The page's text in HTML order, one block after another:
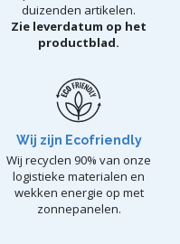
duizenden artikelen.
Zie leverdatum op het
productblad.
Wij zijn Ecofriendly
Wij recyclen 90% van onze
logistieke materialen en
wekken energie op met
zonnepanelen.